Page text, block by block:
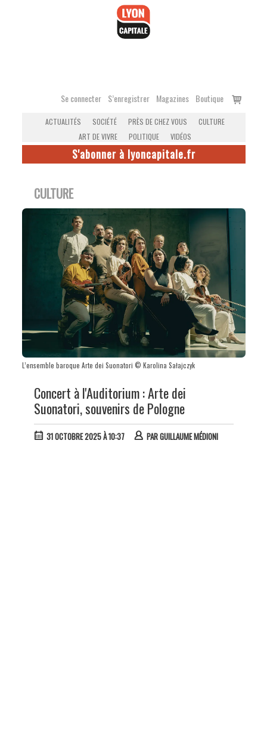
Se connecter S’enregistrer Magazines Boutique
Voir
ACTUALITÉS SOCIÉTÉ PRÈS DE CHEZ VOUS
CULTURE
ART DE VIVRE
POLITIQUE VIDÉOS
S'abonner à lyoncapitale.fr
CULTURE
L’ensemble baroque Arte dei Suonatori © Karolina Sałajczyk
Concert à l'Auditorium : Arte dei
Suonatori, souvenirs de Pologne
31 OCTOBRE 2025 À 10:37 PARGUILLAUME MÉDIONI